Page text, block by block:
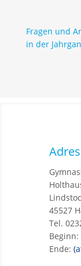
Fragen und
in der
45527
Tel.
Beginn:
Ende: